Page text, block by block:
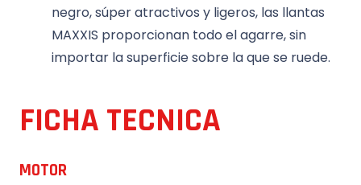
negro, súper atractivos y ligeros, las llantas
MAXXIS proporcionan todo el agarre, sin
importar la superficie sobre la que se ruede.
FICHA TECNICA
MOTOR